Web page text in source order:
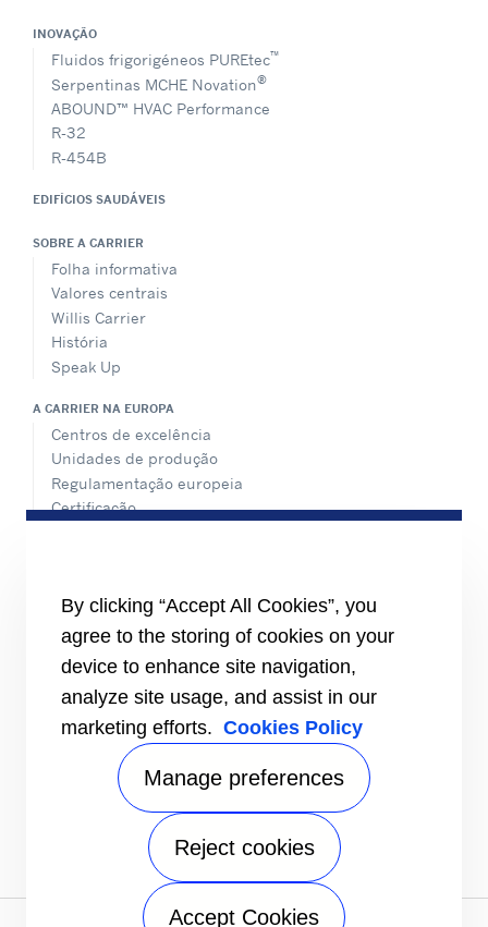
INOVAÇÃO
Fluidos frigorigéneos PUREtec™
Serpentinas MCHE Novation®
ABOUND™ HVAC Performance
R-32
R-454B
EDIFÍCIOS SAUDÁVEIS
SOBRE A CARRIER
Folha informativa
Valores centrais
Willis Carrier
História
Speak Up
A CARRIER NA EUROPA
Centros de excelência
Unidades de produção
Regulamentação europeia
Certificação
RECURSOS
Brochuras
Vídeos
INFORMAÇÕES
Fornecedores
Investidores
CONTACTE-NOS
By clicking “Accept All Cookies”, you
agree to the storing of cookies on your
device to enhance site navigation,
analyze site usage, and assist in our
marketing efforts. Cookies Policy
Manage preferences
Reject cookies
Accept Cookies